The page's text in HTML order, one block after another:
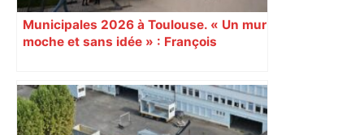
Municipales 2026 à Toulouse. « Un mur
moche et sans idée » : François
Augustins